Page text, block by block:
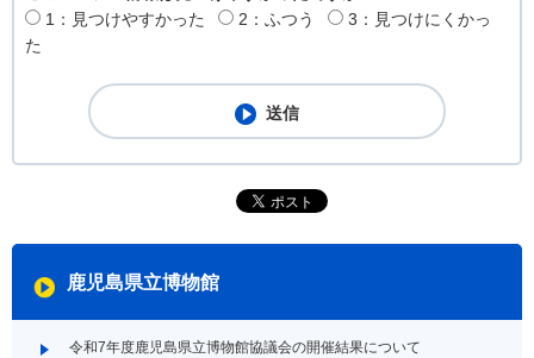
1：見つけやすかった
2：ふつう
3：見つけにくかっ
た
鹿児島県立博物館
令和7年度鹿児島県立博物館協議会の開催結果について